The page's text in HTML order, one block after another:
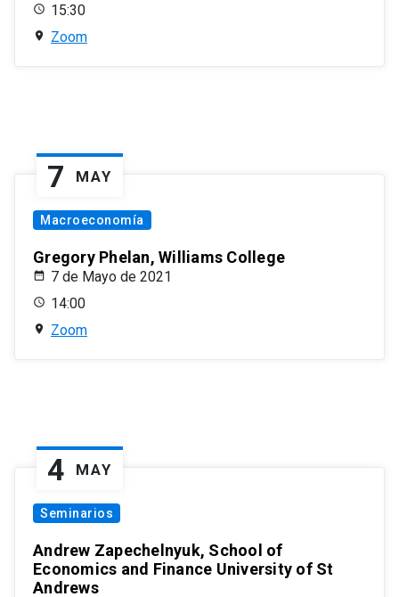
15:30
Zoom
7 MAY
Macroeconomía
Gregory Phelan, Williams College
7 de Mayo de 2021
14:00
Zoom
4 MAY
Seminarios
Andrew Zapechelnyuk, School of
Economics and Finance University of St
Andrews